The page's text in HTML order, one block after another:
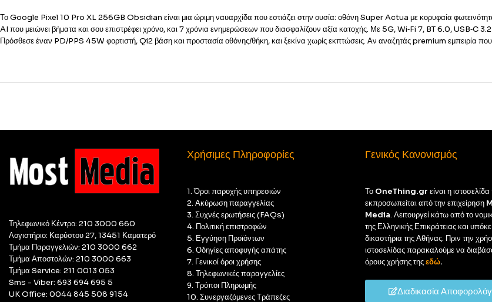
Το Google Pixel 10 Pro XL 256GB Obsidian είναι μια ώριμη ναυαρχίδα που εστιάζει στην ουσία: οθόνη Super Actua με κορυφαία
AI που μειώνει βήματα και σου επιστρέφει χρόνο, και 7 χρόνια ενημερώσεων που διασφαλίζουν αξία κατοχής. Με 5G, Wi‑Fi 7, BT 6.0, USB‑C
Πρόσθεσε έναν PD/PPS 45W φορτιστή, Qi2 βάση και προστασία οθόνης/θήκη, και ξεκίνα χωρίς εκπτώσεις. Αν αναζητάς premium εμπειρία
Τηλεφωνικό Κέντρο: 210 3000 660
Λογιστήριο: Καρύστου 27, 13451 Καματερό
Τμήμα Παραγγελιών: 210 3000 662
Τμήμα Αποστολών: 210 3000 663
Τμήμα Service: 211 0013 053
Sms - Viber: 693 694 695 5
UK Office: 0044 845 508 9154
Χρήσιμες Πληροφορίες
1. Όροι παροχής υπηρεσιών
2. Ακύρωση παραγγελίας
3. Συχνές ερωτήσεις (FAQs)
4. Πολιτική επιστροφών
5. Εγγύηση Προϊόντων
6. Οδηγίες αποφυγής απάτης
7. Γενικοί όροι χρήσης
8. Τηλεφωνικές παραγγελίες
9. Τρόποι Πληρωμής
10. Συνεργαζόμενες Τράπεζες
Γενικός Κανονισμός
Το OneThing.gr είναι η
εκπροσωπείται από την επιχείρηση
Media. Λειτουργεί κάτω από το
της Ελληνικής Επικράτειας και
δικαστήρια της Αθήνας. Πριν την
ιστοσελίδας παρακαλούμε να
όρους χρήσης τηςεδώ.
Διαδικασία